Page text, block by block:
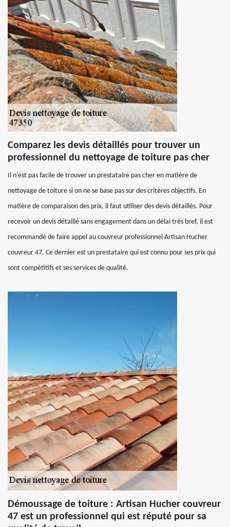
Comparez les devis détaillés pour trouver un
professionnel du nettoyage de toiture pas cher
Il n’est pas facile de trouver un prestataire pas cher en matière de
nettoyage de toiture si on ne se base pas sur des critères objectifs. En
matière de comparaison des prix, il faut utiliser des devis détaillés. Pour
recevoir un devis détaillé sans engagement dans un délai très bref, il est
recommandé de faire appel au couvreur professionnel Artisan Hucher
couvreur 47. Ce dernier est un prestataire qui est connu pour ses prix qui
sont compétitifs et ses services de qualité.
Démoussage de toiture : Artisan Hucher couvreur
47 est un professionnel qui est réputé pour sa